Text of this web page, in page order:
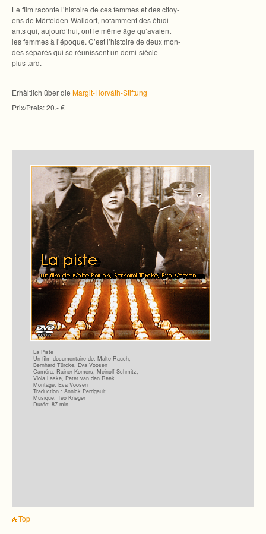
Le film raconte l’histoire de ces femmes et des citoy­
ens de Mörfelden-Walldorf, nota­m­ment des étu­di­
ants qui, aujourd’hui, ont le même âge qu’avaient
les femmes à l’époque. C’est l’histoire de deux mon­
des sépa­rés qui se réunis­sent un demi-siècle
plus tard.
Erhält­lich über die Margit-Horváth-Stiftung
Prix/Preis: 20.- €
La Piste
Un film docu­men­taire de: Malte Rauch,
Bern­hard Türcke, Eva Voo­sen
Caméra: Rai­ner Komers, Meinolf Schmitz,
Viola Laske, Peter van den Reek
Mon­tage: Eva Voo­sen
Tra­duc­tion : Annick Per­ri­gault
Musi­que: Teo Krie­ger
Durée: 87 min
Top